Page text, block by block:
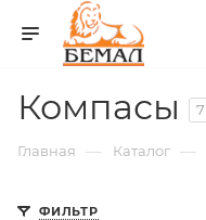
Компасы 7
Главная — Каталог —
ФИЛЬТР